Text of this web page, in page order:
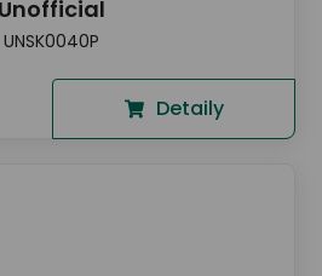
Unofficial
UNSK0040P
Detaily